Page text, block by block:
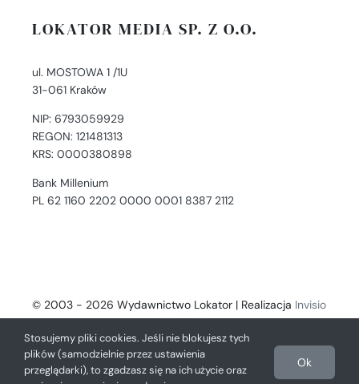
LOKATOR MEDIA SP. Z O.O.
ul. MOSTOWA 1 /1U
31-061 Kraków
NIP: 6793059929
REGON: 121481313
KRS: 0000380898
Bank Millenium
PL 62 1160 2202 0000 0001 8387 2112
© 2003 - 2026 Wydawnictwo Lokator | Realizacja Invisio
- Digital Solutions
Stosujemy pliki cookies. Jeśli nie blokujesz tych
plików (samodzielnie przez ustawienia
przeglądarki), to zgadzasz się na ich użycie oraz
Ok